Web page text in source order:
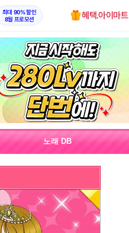
최대 90% 할인
8월 프로모션
혜택.아이마트
노래 DB